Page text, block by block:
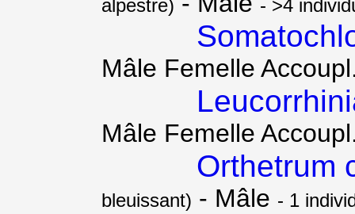
alpestre) - >4
Mâle Femelle
Mâle Femelle
Orthetrum
bleuissant) - Mâle - 1